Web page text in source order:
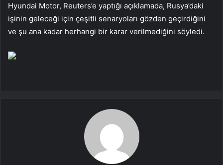
Hyundai Motor, Reuters’e yaptığı açıklamada, Rusya’daki
işinin geleceği için çeşitli senaryoları gözden geçirdiğini
ve şu ana kadar herhangi bir karar verilmediğini söyledi.